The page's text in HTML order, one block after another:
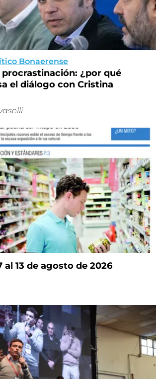
Bonaerense
¿por qué
el diálogo con Cristina
al 13 de agosto de 2026